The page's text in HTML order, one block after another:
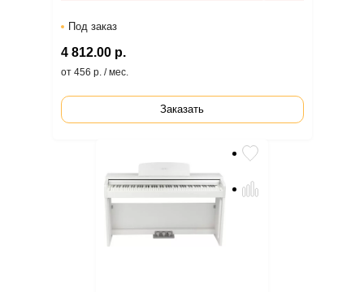
Под заказ
4 812.00 р.
от 456 р. / мес.
Заказать